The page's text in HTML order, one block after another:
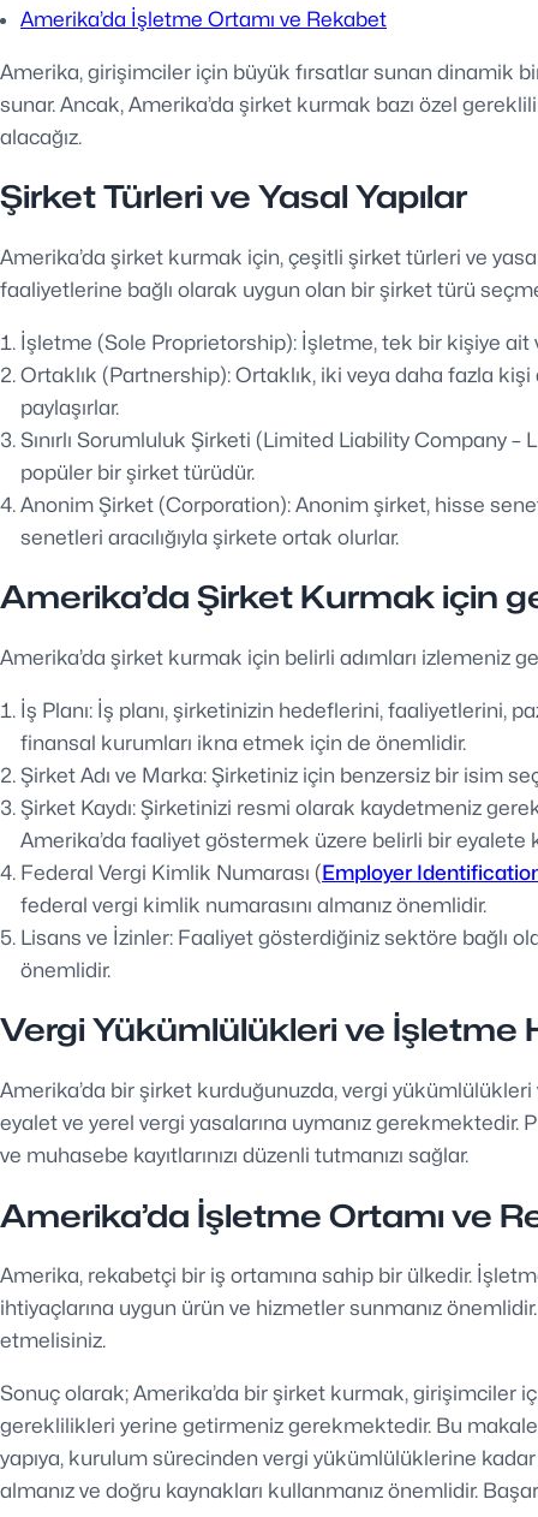
Amerika’da İşletme Ortamı ve Rekabet
Amerika, girişimciler için büyük fırsatlar sunan dinamik
sunar. Ancak, Amerika’da şirket kurmak bazı özel
alacağız.
Şirket Türleri ve Yasal Yapılar
Amerika’da şirket kurmak için, çeşitli şirket türleri ve
faaliyetlerine bağlı olarak uygun olan bir şirket türü
İşletme (Sole Proprietorship): İşletme, tek bir kişiye
Ortaklık (Partnership): Ortaklık, iki veya daha fazla
paylaşırlar.
Sınırlı Sorumluluk Şirketi (Limited Liability Company –
popüler bir şirket türüdür.
Anonim Şirket (Corporation): Anonim şirket, hisse
senetleri aracılığıyla şirkete ortak olurlar.
Amerika’da Şirket Kurmak için
Amerika’da şirket kurmak için belirli adımları izlemeniz
İş Planı: İş planı, şirketinizin hedeflerini, faaliyetlerini,
finansal kurumları ikna etmek için de önemlidir.
Şirket Adı ve Marka: Şirketiniz için benzersiz bir isim
Şirket Kaydı: Şirketinizi resmi olarak kaydetmeniz
Amerika’da faaliyet göstermek üzere belirli bir eyalete
Federal Vergi Kimlik Numarası (Employer
federal vergi kimlik numarasını almanız önemlidir.
Lisans ve İzinler: Faaliyet gösterdiğiniz sektöre bağlı
önemlidir.
Vergi Yükümlülükleri ve İşletme
Amerika’da bir şirket kurduğunuzda, vergi
eyalet ve yerel vergi yasalarına uymanız
ve muhasebe kayıtlarınızı düzenli tutmanızı sağlar.
Amerika’da İşletme Ortamı ve
Amerika, rekabetçi bir iş ortamına sahip bir ülkedir.
ihtiyaçlarına uygun ürün ve hizmetler sunmanız
etmelisiniz.
Sonuç olarak; Amerika’da bir şirket kurmak, girişimciler
gereklilikleri yerine getirmeniz gerekmektedir. Bu
yapıya, kurulum sürecinden vergi yükümlülüklerine
almanız ve doğru kaynakları kullanmanız önemlidir.